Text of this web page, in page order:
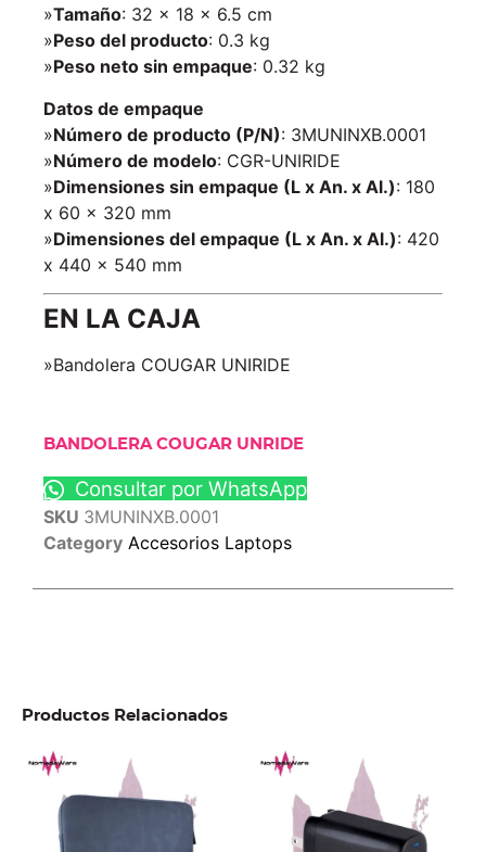
»Tamaño: 32 x 18 x 6.5 cm
»Peso del producto: 0.3 kg
»Peso neto sin empaque: 0.32 kg
Datos de empaque
»Número de producto (P/N): 3MUNINXB.0001
»Número de modelo: CGR-UNIRIDE
»Dimensiones sin empaque (L x An. x Al.): 180
x 60 x 320 mm
»Dimensiones del empaque (L x An. x Al.): 420
x 440 x 540 mm
EN LA CAJA
»Bandolera COUGAR UNIRIDE
BANDOLERA COUGAR UNRIDE
Consultar por WhatsApp
SKU 3MUNINXB.0001
Category Accesorios Laptops
Productos Relacionados